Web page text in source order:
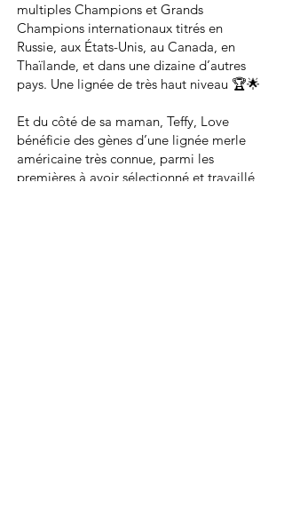
multiples Champions et Grands
Champions internationaux titrés en
Russie, aux États-Unis, au Canada, en
Thaïlande, et dans une dizaine d’autres
pays. Une lignée de très haut niveau 🏆🌟
Et du côté de sa maman, Teffy, Love
bénéficie des gènes d’une lignée merle
américaine très connue, parmi les
premières à avoir sélectionné et travaillé